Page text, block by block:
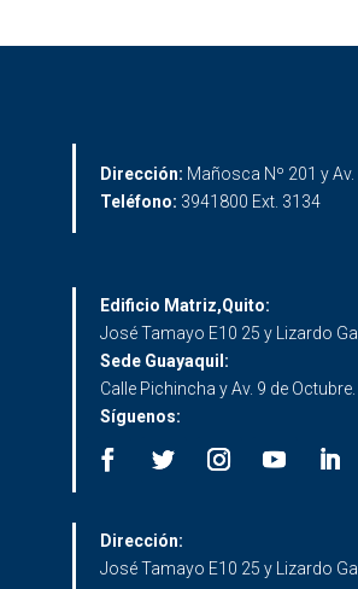
Dirección: Mañosca Nº 201 y
Teléfono: 3941800 Ext. 3134
Edificio Matriz,Quito:
José Tamayo E10 25 y Lizardo
Sede Guayaquil:
Calle Pichincha y Av. 9 de
Síguenos:
Dirección:
José Tamayo E10 25 y Lizardo